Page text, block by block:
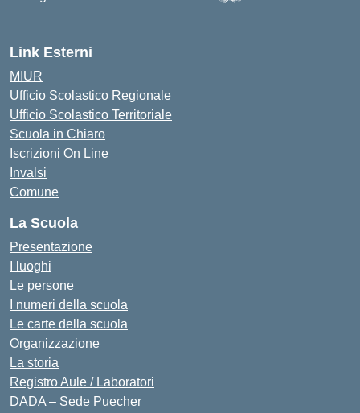
Link Esterni
MIUR
Ufficio Scolastico Regionale
Ufficio Scolastico Territoriale
Scuola in Chiaro
Iscrizioni On Line
Invalsi
Comune
La Scuola
Presentazione
I luoghi
Le persone
I numeri della scuola
Le carte della scuola
Organizzazione
La storia
Registro Aule / Laboratori
DADA – Sede Puecher